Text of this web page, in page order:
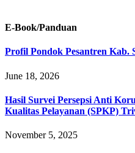
E-Book/Panduan
Profil Pondok Pesantren Kab.
June 18, 2026
Hasil Survei Persepsi Anti
Kualitas Pelayanan (SPKP)
November 5, 2025